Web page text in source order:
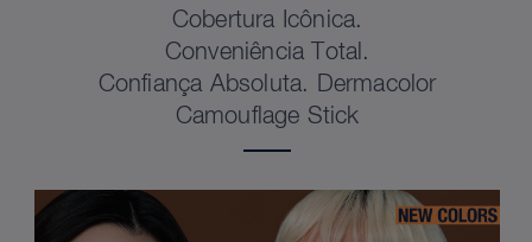
Cobertura Icônica.
Conveniência Total.
Confiança Absoluta. Dermacolor
Camouflage Stick